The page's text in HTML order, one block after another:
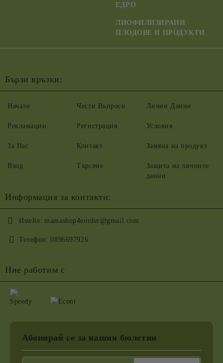
ЕДРО
ЛИОФИЛИЗИРАНИ
ПЛОДОВЕ И ПРОДУКТИ
Бързи връзки:
Начало
Рекламации
За Нас
Вход
Чести Въпроси
Регистрация
Контакт
Търсене
Лични Данни
Условия
Замяна на продукт
Защита на личните
данни
Информация за контакти:
Имейл: mamashop4eorder@gmail.com
Телефон: 0896697926
Ние работим с
Абонирай се за нашия бюлетин